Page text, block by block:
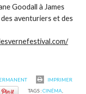
Goodall à James
aventuriers et des
IMPRIMER
TAGS :CINÉMA